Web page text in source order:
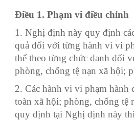
Điều 1. Phạm vi điều chỉnh
1. Nghị định này quy định
quả đối với từng hành vi vi
thể theo từng chức danh đối
phòng, chống tệ nạn xã hội;
2. Các hành vi vi phạm hành
toàn xã hội; phòng, chống tệ
quy định tại Nghị định này